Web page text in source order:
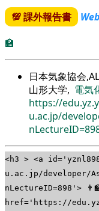
💯 課外報告書 Web
🏫
日本気象協会
山形大学, 電気
https://
u.ac.jp/
<h3 > <a
u.ac.jp/developer/
nLectureID=898'>
href='https://